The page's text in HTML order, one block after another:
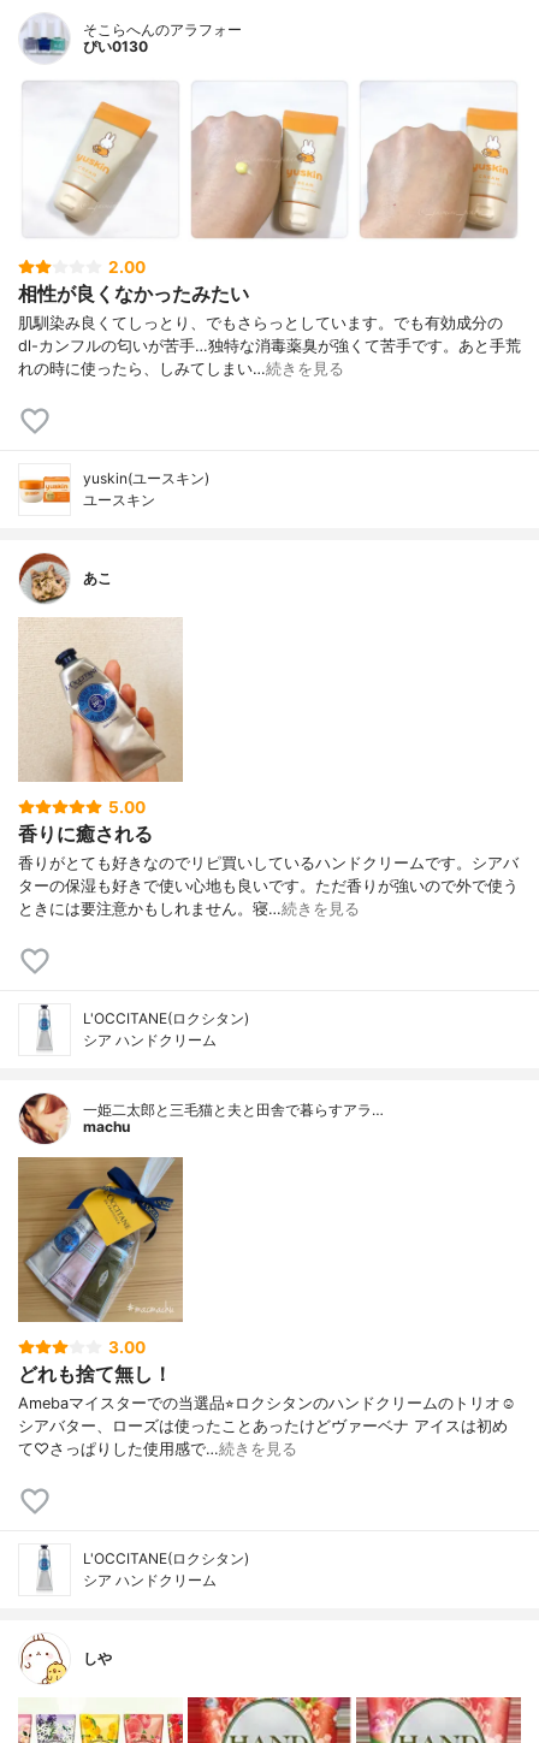
そこらへんのアラフォー
ぴい0130
2.00
相性が良くなかったみたい
肌馴染み良くてしっとり、でもさらっとしています。でも有効成分の
dl-カンフルの匂いが苦手…独特な消毒薬臭が強くて苦手です。あと手荒
れの時に使ったら、しみてしまい…続きを見る
yuskin(ユースキン)
ユースキン
あこ
5.00
香りに癒される
香りがとても好きなのでリピ買いしているハンドクリームです。シアバ
ターの保湿も好きで使い心地も良いです。ただ香りが強いので外で使う
ときには要注意かもしれません。寝…続きを見る
L'OCCITANE(ロクシタン)
シア ハンドクリーム
一姫二太郎と三毛猫と夫と田舎で暮らすアラ…
machu
3.00
どれも捨て無し！
Amebaマイスターでの当選品⭐︎ロクシタンのハンドクリームのトリオ☺︎
シアバター、ローズは使ったことあったけどヴァーベナ アイスは初め
て♡さっぱりした使用感で…続きを見る
L'OCCITANE(ロクシタン)
シア ハンドクリーム
しや